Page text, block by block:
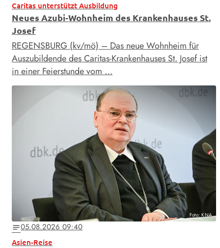
Caritas unterstützt Ausbildung
Neues Azubi-Wohnheim des Krankenhauses St.
Josef
REGENSBURG (kv/mö) – Das neue Wohnheim für
Auszubildende des Caritas-Krankenhauses St. Josef ist
in einer Feierstunde vom …
Foto: KNA
notes05.08.2026 09:40
Asien-Reise